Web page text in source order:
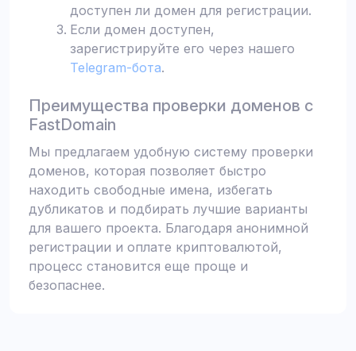
доступен ли домен для регистрации.
Если домен доступен,
зарегистрируйте его через нашего
Telegram-бота.
Преимущества проверки доменов с
FastDomain
Мы предлагаем удобную систему проверки
доменов, которая позволяет быстро
находить свободные имена, избегать
дубликатов и подбирать лучшие варианты
для вашего проекта. Благодаря анонимной
регистрации и оплате криптовалютой,
процесс становится еще проще и
безопаснее.